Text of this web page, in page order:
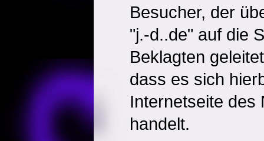
Besucher, der
"j.-d..de" auf die
Beklagten
dass es sich
Internetseite des
handelt.